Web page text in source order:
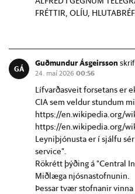
FRÉTTIR, OLÍU,
GÁ
Guðmundur Ásgeirsson
24. maí 2026 00:56
Lífvarðasveit forsetans er
CIA sem veldur stundum
https://en.wikipedia.org/
https://en.wikipedia.org/
Leyniþjónusta er í sjálfu
service".
Rökrétt þýðing á "Central
Miðlæga njósnastofnunin.
Þessar tvær stofnanir vinna